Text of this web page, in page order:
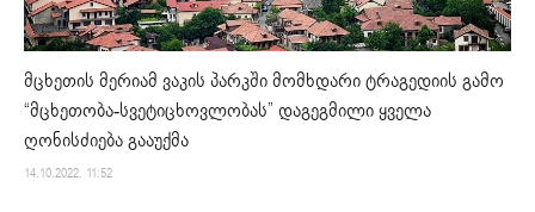
მცხეთის მერიამ ვაკის პარკში მომხდარი ტრაგედიის გამო
“მცხეთობა-სვეტიცხოვლობას” დაგეგმილი ყველა
ღონისძიება გააუქმა
14.10.2022. 11:52